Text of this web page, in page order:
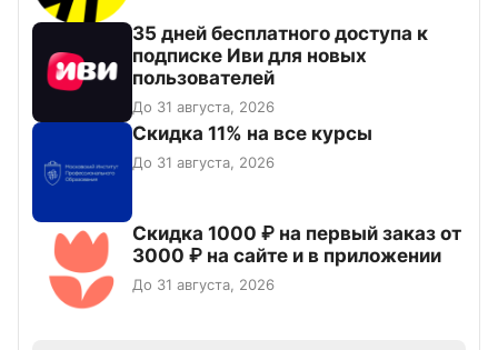
35 дней бесплатного доступа к
подписке Иви для новых
пользователей
До 31 августа, 2026
Скидка 11% на все курсы
До 31 августа, 2026
Скидка 1000 ₽ на первый заказ от
3000 ₽ на сайте и в приложении
До 31 августа, 2026